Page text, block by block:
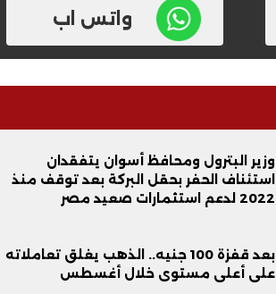
واتس اب
وزير البترول ومحافظ أسوان يتفقدان
استئناف الحفر بحقل البركة بعد توقف منذ
2022 لدعم استثمارات صعيد مصر
بعد قفزة 100 جنيه.. الذهب يغلق تعاملاته
على أعلى مستوى خلال أغسطس